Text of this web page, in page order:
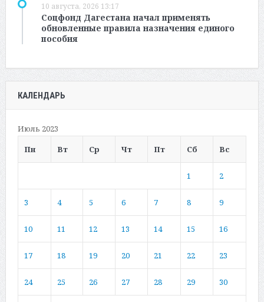
10 августа, 2026 13:17
Соцфонд Дагестана начал применять
обновленные правила назначения единого
пособия
КАЛЕНДАРЬ
Июль 2023
Пн
Вт Ср Чт Пт Сб Вс
1 2
3 4 5 6 7 8 9
10 11 12 13 14 15 16
17 18 19 20 21 22 23
24 25 26 27 28 29 30